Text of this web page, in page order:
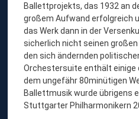
Ballettprojekts, das 1932 an
großem Aufwand erfolgreich
das Werk dann in der
sicherlich nicht seinen
den sich ändernden
Orchestersuite enthält einige
dem ungefähr 80minütigen
Ballettmusik wurde übrigens
Stuttgarter Philharmonikern